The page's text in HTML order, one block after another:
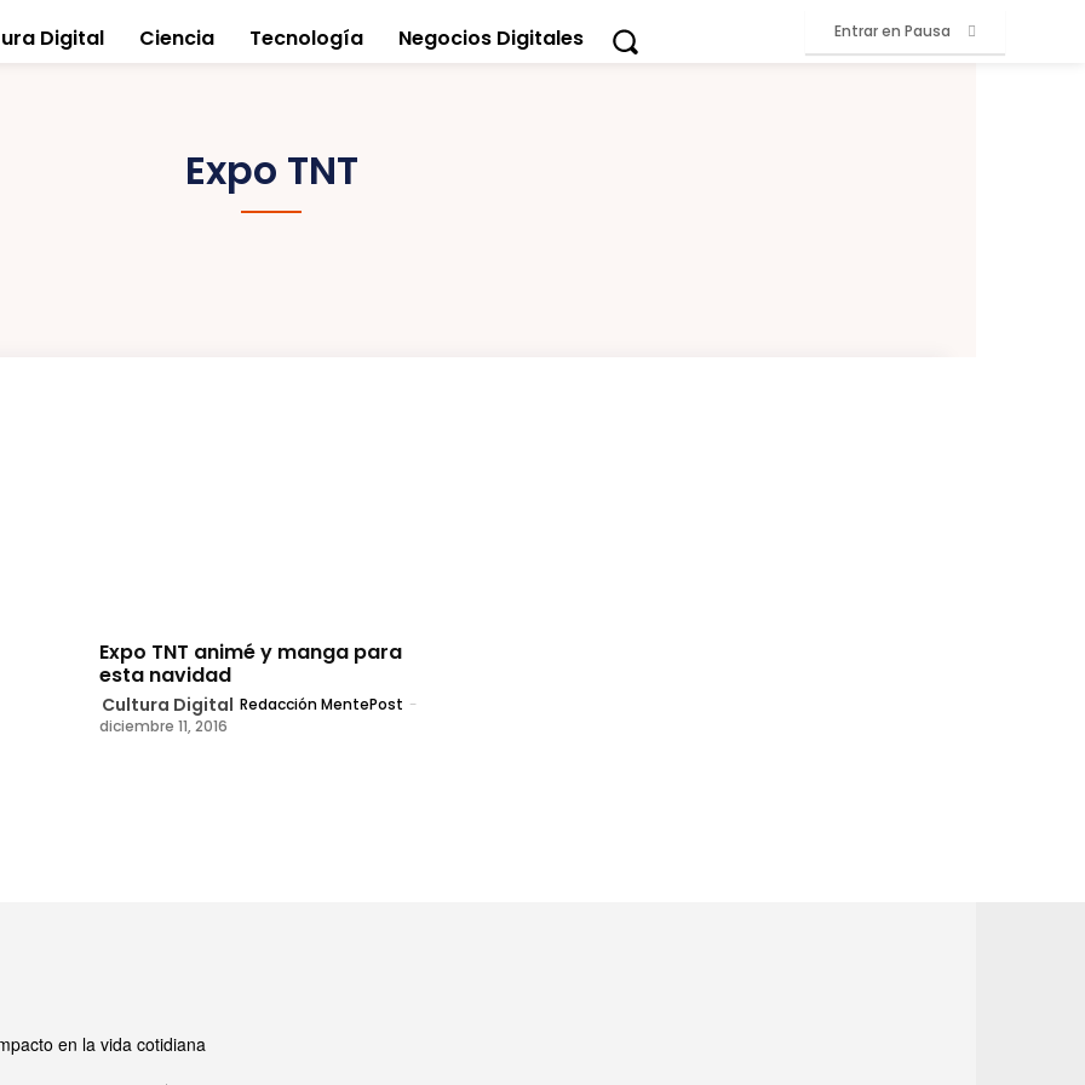
Digital Ciencia Tecnología Negocios Digitales Entrar en Pausa
Expo TNT
Expo TNT animé y manga para
esta navidad
Cultura Digital Redacción MentePost -
diciembre 11, 2016
en la vida cotidiana